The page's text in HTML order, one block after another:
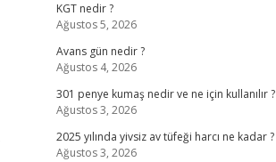
KGT nedir ?
Ağustos 5, 2026
Avans gün nedir ?
Ağustos 4, 2026
301 penye kumaş nedir ve ne için kullanılır ?
Ağustos 3, 2026
2025 yılında yivsiz av tüfeği harcı ne kadar ?
Ağustos 3, 2026